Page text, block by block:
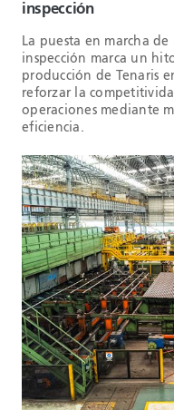
inspección
La puesta en marcha
inspección marca un
producción de Tenaris
reforzar la
operaciones mediante
eficiencia.